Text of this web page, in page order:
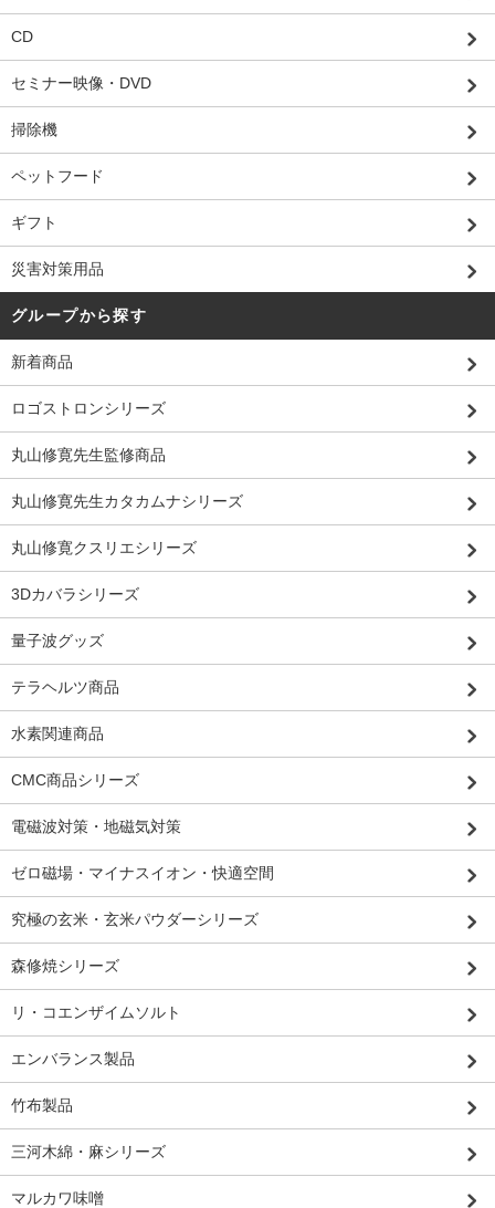
CD
セミナー映像・DVD
掃除機
ペットフード
ギフト
災害対策用品
グループから探す
新着商品
ロゴストロンシリーズ
丸山修寛先生監修商品
丸山修寛先生カタカムナシリーズ
丸山修寛クスリエシリーズ
3Dカバラシリーズ
量子波グッズ
テラヘルツ商品
水素関連商品
CMC商品シリーズ
電磁波対策・地磁気対策
ゼロ磁場・マイナスイオン・快適空間
究極の玄米・玄米パウダーシリーズ
森修焼シリーズ
リ・コエンザイムソルト
エンバランス製品
竹布製品
三河木綿・麻シリーズ
マルカワ味噌